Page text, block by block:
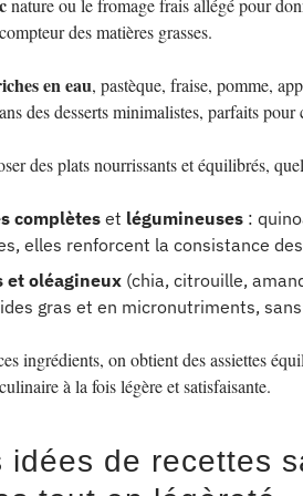
nature ou le fromage frais allégé pour
des matières grasses.
en eau, pastèque, fraise, pomme,
des desserts minimalistes, parfaits
des plats nourrissants et équilibrés,
complètes et légumineuses :
elles renforcent la consistance
et oléagineux (chia, citrouille,
gras et en micronutriments,
ingrédients, on obtient des assiettes
à la fois légère et satisfaisante.
idées de recettes